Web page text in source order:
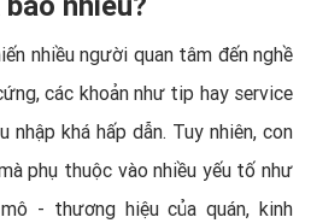
nhiều người quan tâm đến nghề
các khoản như tip hay service
nhập khá hấp dẫn. Tuy nhiên, con
phụ thuộc vào nhiều yếu tố như
- thương hiệu của quán, kinh